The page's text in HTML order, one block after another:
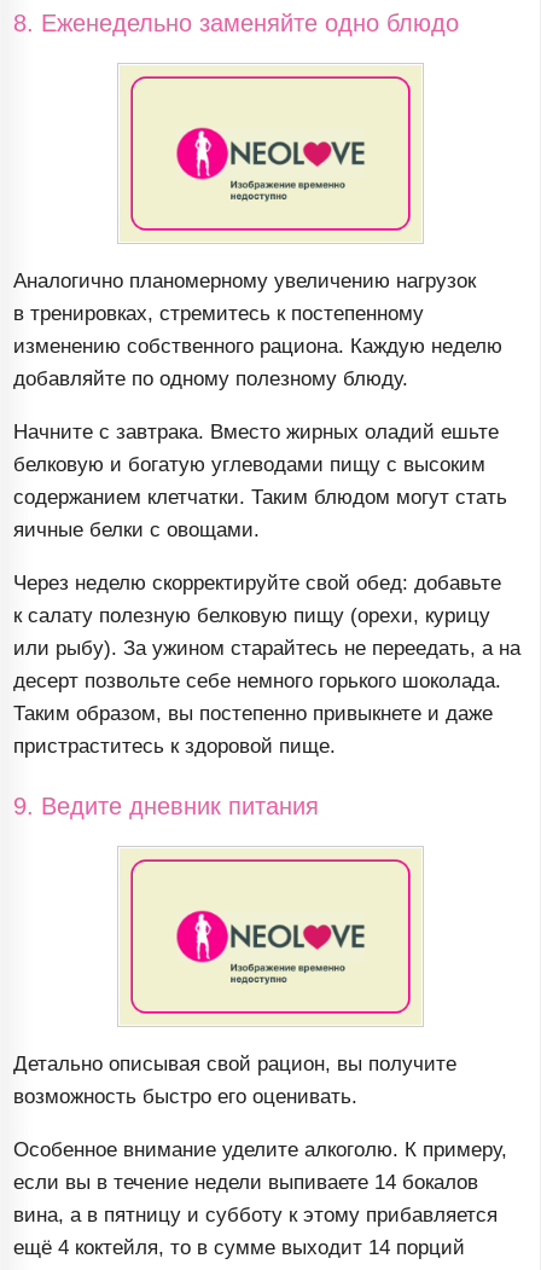
8. Еженедельно заменяйте одно блюдо
Аналогично планомерному увеличению нагрузок
в тренировках, стремитесь к постепенному
изменению собственного рациона. Каждую неделю
добавляйте по одному полезному блюду.
Начните с завтрака. Вместо жирных оладий ешьте
белковую и богатую углеводами пищу с высоким
содержанием клетчатки. Таким блюдом могут стать
яичные белки с овощами.
Через неделю скорректируйте свой обед: добавьте
к салату полезную белковую пищу (орехи, курицу
или рыбу). За ужином старайтесь не переедать, а на
десерт позвольте себе немного горького шоколада.
Таким образом, вы постепенно привыкнете и даже
пристраститесь к здоровой пище.
9. Ведите дневник питания
Детально описывая свой рацион, вы получите
возможность быстро его оценивать.
Особенное внимание уделите алкоголю. К примеру,
если вы в течение недели выпиваете 14 бокалов
вина, а в пятницу и субботу к этому прибавляется
ещё 4 коктейля, то в сумме выходит 14 порций